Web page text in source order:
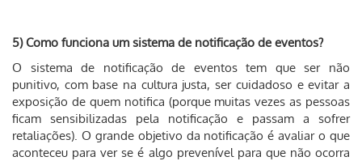
5) Como funciona um sistema de notificação de eventos?
O sistema de notificação de eventos tem que ser não
punitivo, com base na cultura justa, ser cuidadoso e evitar a
exposição de quem notifica (porque muitas vezes as pessoas
ficam sensibilizadas pela notificação e passam a sofrer
retaliações). O grande objetivo da notificação é avaliar o que
aconteceu para ver se é algo prevenível para que não ocorra